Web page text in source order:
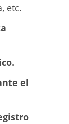
etc.
el